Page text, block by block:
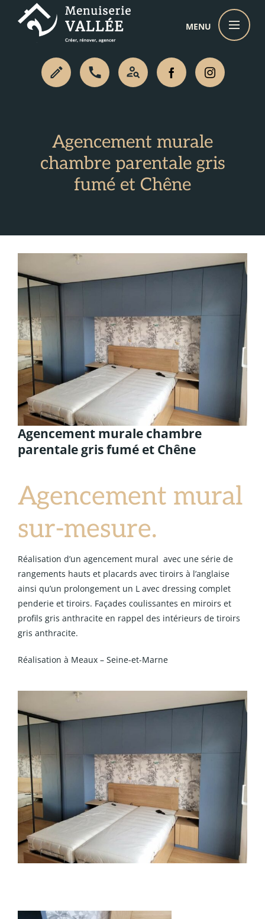
Agencement murale
chambre parentale gris
fumé et Chêne
l'image
agrandie
Agencement murale chambre
parentale gris fumé et Chêne
Agencement mural
sur-mesure.
Réalisation d’un agencement mural avec une série de
rangements hauts et placards avec tiroirs à l’anglaise
ainsi qu’un prolongement un L avec dressing complet
penderie et tiroirs. Façades coulissantes en miroirs et
profils gris anthracite en rappel des intérieurs de tiroirs
gris anthracite.
Réalisation à Meaux – Seine-et-Marne